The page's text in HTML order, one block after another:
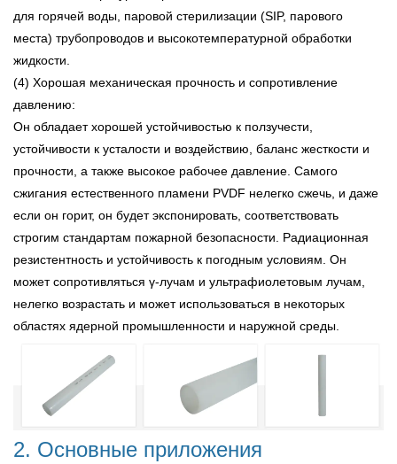
для горячей воды, паровой стерилизации (SIP, парового
места) трубопроводов и высокотемпературной обработки
жидкости.
(4) Хорошая механическая прочность и сопротивление
давлению:
Он обладает хорошей устойчивостью к ползучести,
устойчивости к усталости и воздействию, баланс жесткости и
прочности, а также высокое рабочее давление. Самого
сжигания естественного пламени PVDF нелегко сжечь, и даже
если он горит, он будет экспонировать, соответствовать
строгим стандартам пожарной безопасности. Радиационная
резистентность и устойчивость к погодным условиям. Он
может сопротивляться γ-лучам и ультрафиолетовым лучам,
нелегко возрастать и может использоваться в некоторых
областях ядерной промышленности и наружной среды.
2. Основные приложения